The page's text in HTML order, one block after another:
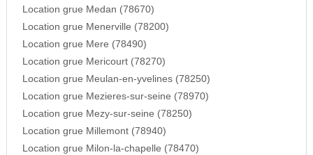
Location grue Medan (78670)
Location grue Menerville (78200)
Location grue Mere (78490)
Location grue Mericourt (78270)
Location grue Meulan-en-yvelines (78250)
Location grue Mezieres-sur-seine (78970)
Location grue Mezy-sur-seine (78250)
Location grue Millemont (78940)
Location grue Milon-la-chapelle (78470)